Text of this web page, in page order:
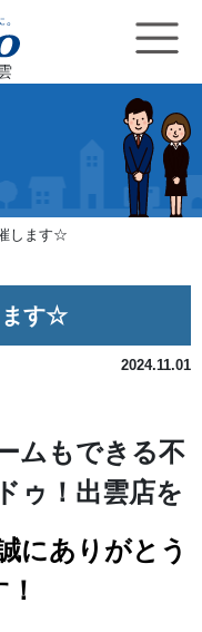
します☆
ます☆
2024.11.01
ムもできる不
ゥ！出雲店を
にありがとう